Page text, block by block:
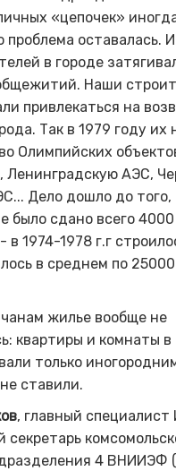
«цепочек»
проблема оставалась.
в городе
Наши
привлекаться на
Так в 1979 году их
Олимпийских
Ленинградскую АЭС,
Дело дошло до того,
было сдано всего
в 1974-1978 г.г
в среднем по
жилье вообще не
квартиры и комнаты в
только
ставили.
, главный
4 ВНИИЭФ